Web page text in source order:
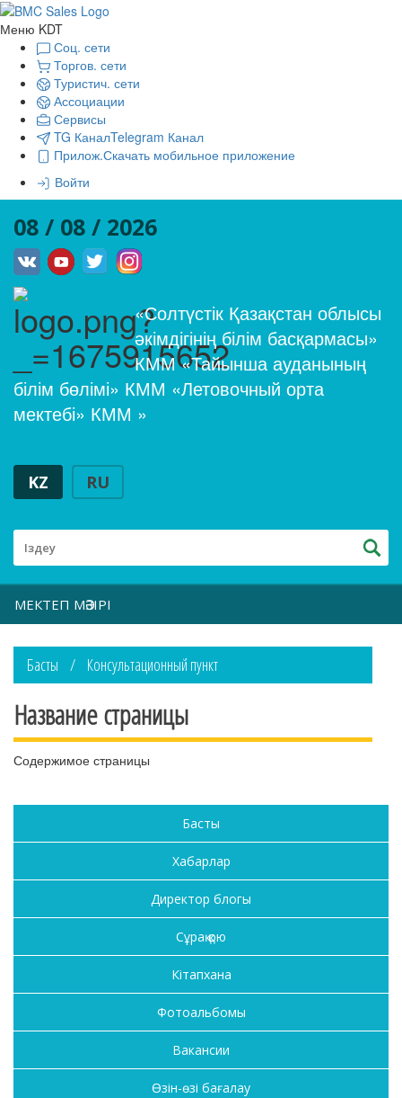
Меню KDT
Соц. сети
Торгов. сети
Туристич. сети
Ассоциации
Сервисы
TG КаналTelegram Канал
Прилож.Скачать мобильное приложение
Войти
08 / 08 / 2026
«Солтүстік Қазақстан облысы
әкімдігінің білім басқармасы»
КММ «Тайынша ауданының
білім бөлімі» КММ «Летовочный орта
мектебі» КММ »
KZ RU
МЕКТЕП МӘЗІРІ
Басты Консультационный пункт
Название страницы
Содержимое страницы
Басты
Хабарлар
Директор блогы
Сұрақ қою
Кітапхана
Фотоальбомы
Вакансии
Өзін-өзі бағалау